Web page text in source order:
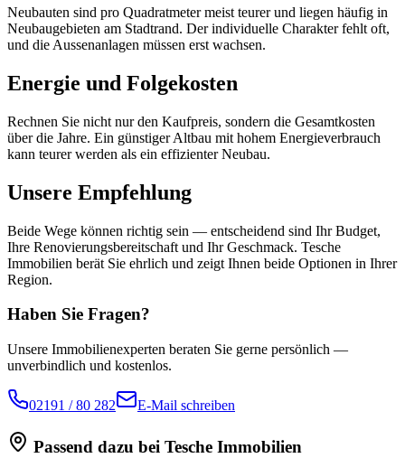
Neubauten sind pro Quadratmeter meist teurer und liegen häufig in
Neubaugebieten am Stadtrand. Der individuelle Charakter fehlt oft,
und die Aussenanlagen müssen erst wachsen.
Energie und Folgekosten
Rechnen Sie nicht nur den Kaufpreis, sondern die Gesamtkosten
über die Jahre. Ein günstiger Altbau mit hohem Energieverbrauch
kann teurer werden als ein effizienter Neubau.
Unsere Empfehlung
Beide Wege können richtig sein — entscheidend sind Ihr Budget,
Ihre Renovierungsbereitschaft und Ihr Geschmack. Tesche
Immobilien berät Sie ehrlich und zeigt Ihnen beide Optionen in Ihrer
Region.
Haben Sie Fragen?
Unsere Immobilienexperten beraten Sie gerne persönlich —
unverbindlich und kostenlos.
02191 / 80 282 E-Mail schreiben
Passend dazu bei Tesche Immobilien